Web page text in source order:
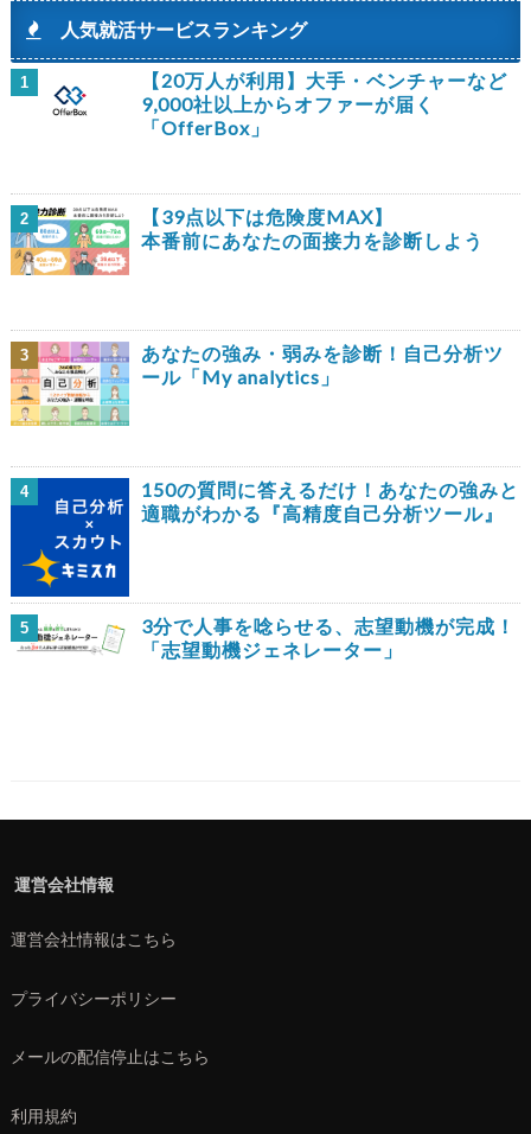
人気就活サービスランキング
1
【20万人が利用】大手・ベンチャーなど
9,000社以上からオファーが届く
「OfferBox」
2
【39点以下は危険度MAX】
本番前にあなたの面接力を診断しよう
3
あなたの強み・弱みを診断！自己分析ツ
ール「My analytics」
4
150の質問に答えるだけ！あなたの強みと
適職がわかる『高精度自己分析ツール』
5
3分で人事を唸らせる、志望動機が完成！
「志望動機ジェネレーター」
運営会社情報
運営会社情報はこちら
プライバシーポリシー
メールの配信停止はこちら
利用規約